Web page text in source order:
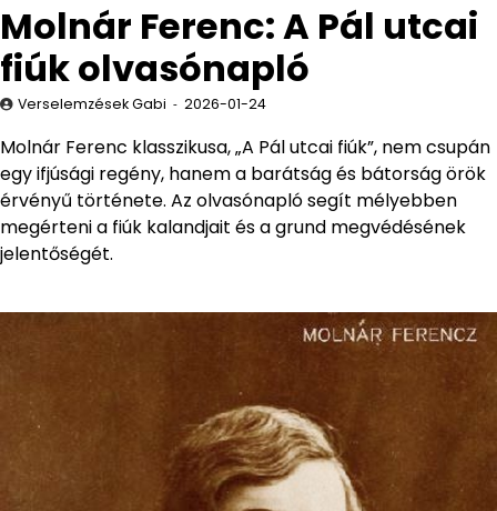
Molnár Ferenc: A Pál utcai
fiúk olvasónapló
Verselemzések Gabi 2026-01-24
Molnár Ferenc klasszikusa, „A Pál utcai fiúk”, nem csupán
egy ifjúsági regény, hanem a barátság és bátorság örök
érvényű története. Az olvasónapló segít mélyebben
megérteni a fiúk kalandjait és a grund megvédésének
jelentőségét.